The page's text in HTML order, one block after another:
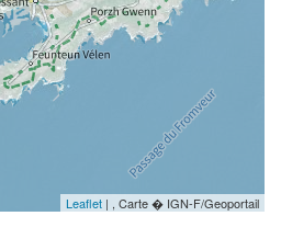
Leaflet | , Carte � IGN-F/Geoportail